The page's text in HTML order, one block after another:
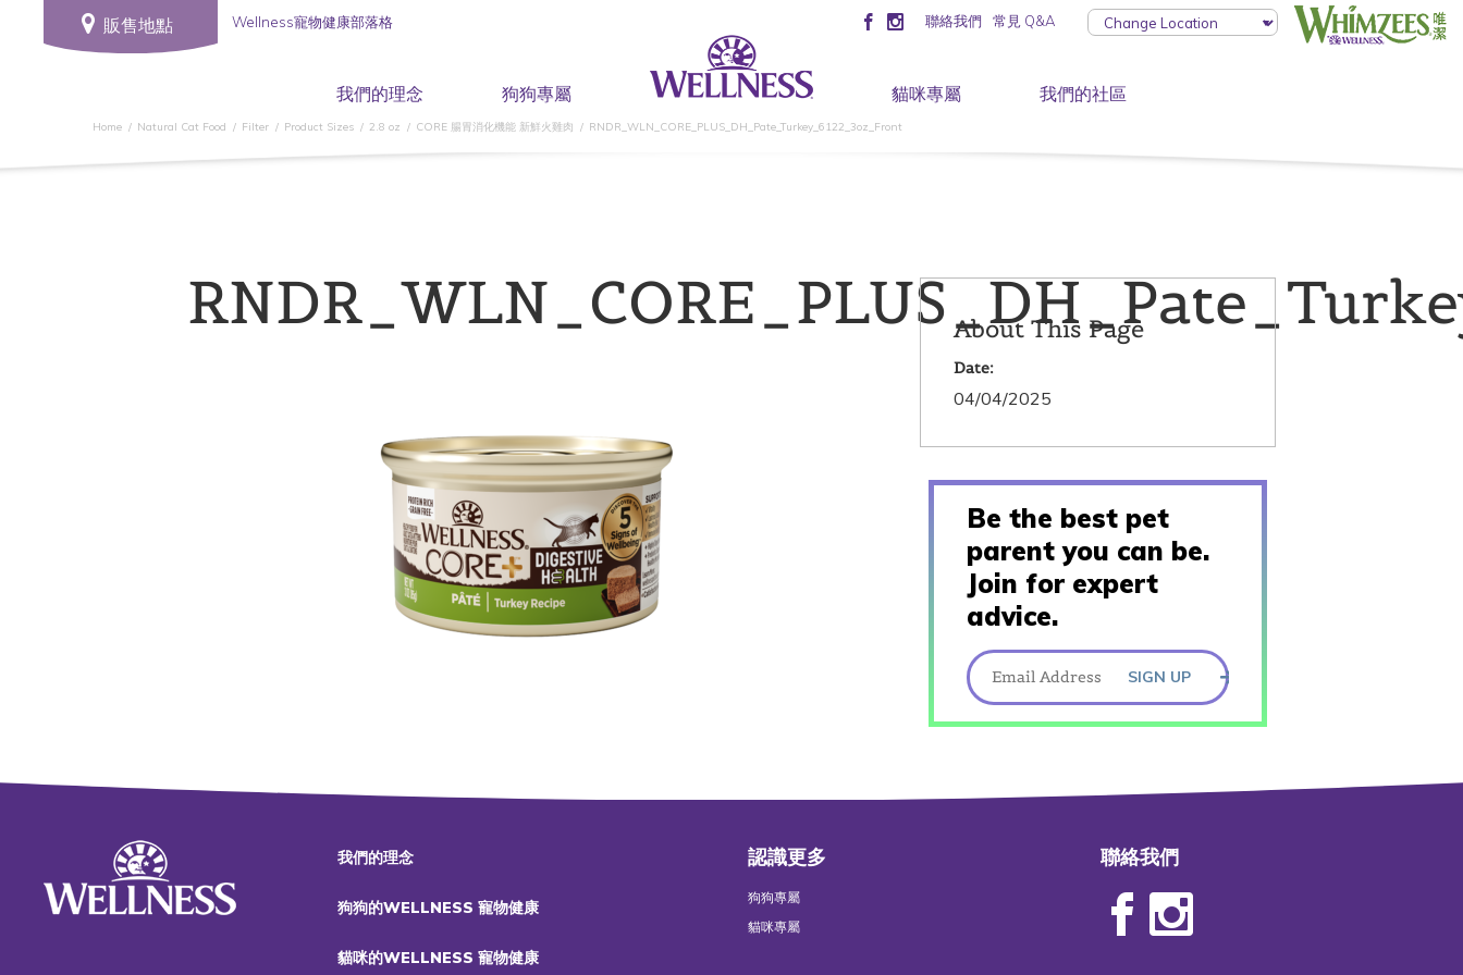
販售地點 Wellness寵物健康部落格 聯絡我們 常見 Q&A
我們的理念 狗狗專屬 貓咪專屬 我們的社區
Home Natural Cat Food Filter Product Sizes 2.8 oz CORE 腸胃消化機能 新鮮火雞肉 RNDR_WLN_CORE_PLUS_DH_Pate_Turkey_6122_3oz_Front
About This Page
Date:
04/04/2025
Be the best pet
parent you can be.
Join for expert
advice.
SIGN UP
我們的理念
狗狗的WELLNESS 寵物健康
貓咪的WELLNESS 寵物健康
認識更多
狗狗專屬
貓咪專屬
聯絡我們